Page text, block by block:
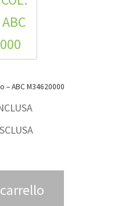
Elmetto di protezione giallo – ABC M34620000